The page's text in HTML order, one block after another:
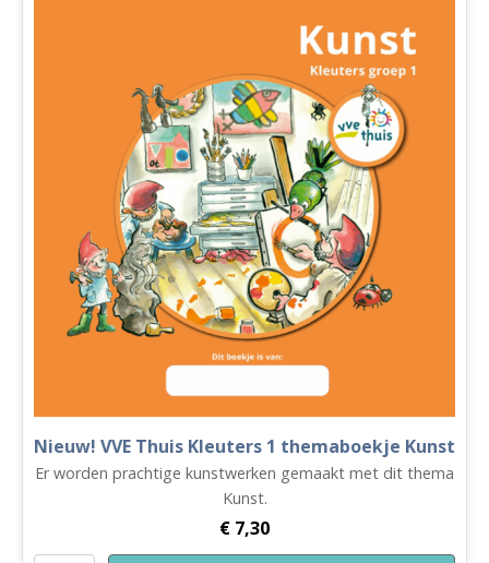
Nieuw! VVE Thuis Kleuters 1 themaboekje Kunst
Er worden prachtige kunstwerken gemaakt met dit thema
Kunst.
€ 7,30